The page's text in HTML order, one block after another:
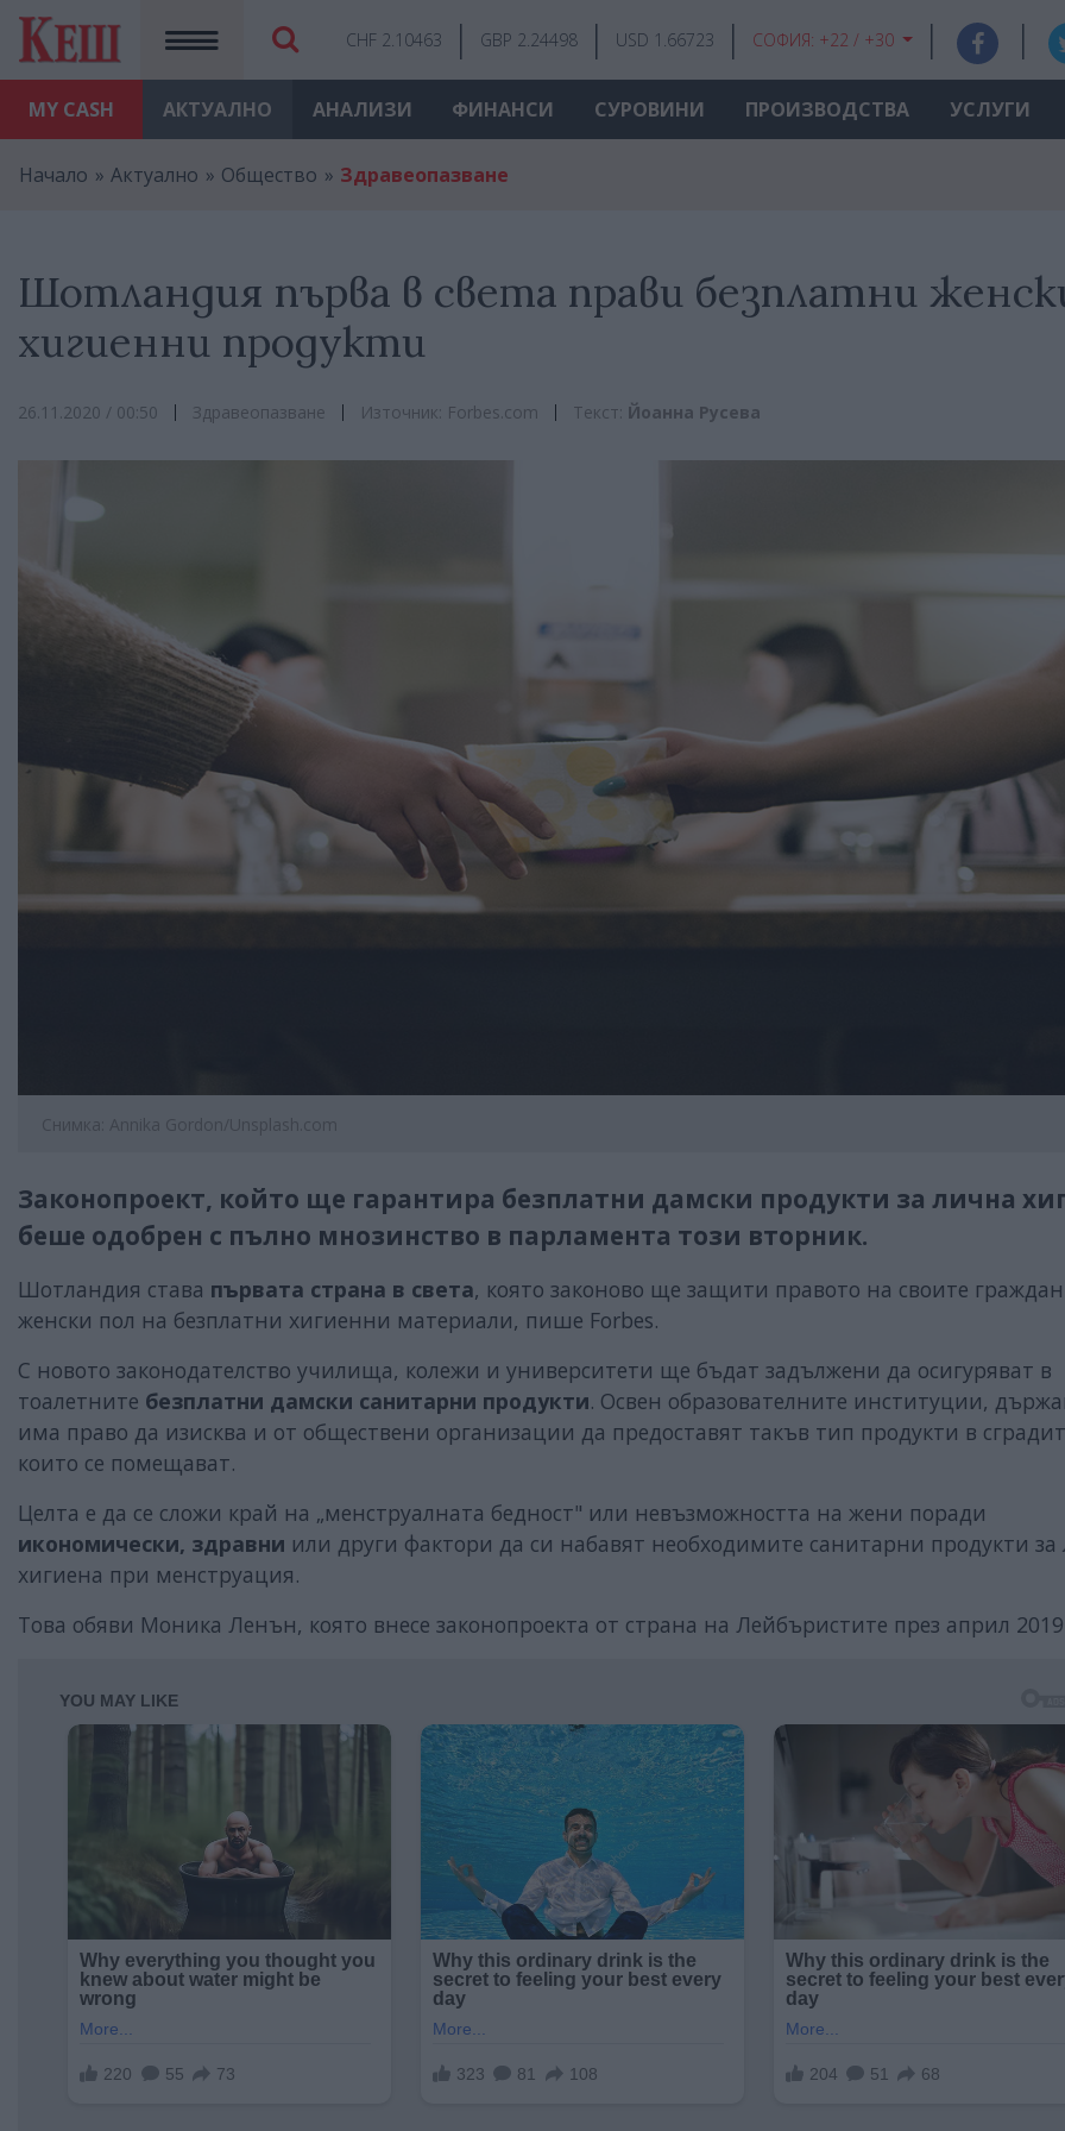
MY CASH
CHF 2.10463 GBP 2.24498 USD 1.66723 СОФИЯ: +22 / +30
АКТУАЛНО АНАЛИЗИ ФИНАНСИ СУРОВИНИ ПРОИЗВОДСТВА УСЛУГИ
Начало Актуално Общество Здравеопазване
Шотландия първа в света прави безплатни
хигиенни продукти
26.11.2020 / 00:50 Здравеопазване Източник: Forbes.com Текст: Йоанна Русева
Снимка: Annika Gordon/Unsplash.com
Законопроект, който ще гарантира безплатни дамски продукти за лична
беше одобрен с пълно мнозинство в парламента този вторник.
Шотландия става първата страна в света, която законово ще защити правото на своите
женски пол на безплатни хигиенни материали, пише Forbes.
С новото законодателство училища, колежи и университети ще бъдат задължени да осигуряват в
тоалетните безплатни дамски санитарни продукти. Освен образователните институции,
има право да изисква и от обществени организации да предоставят такъв тип продукти в
които се помещават.
Целта е да се сложи край на „менструалната бедност" или невъзможността на жени поради
икономически, здравни или други фактори да си набавят необходимите санитарни продукти
хигиена при менструация.
Това обяви Моника Ленън, която внесе законопроекта от страна на Лейбъристите през април 2019